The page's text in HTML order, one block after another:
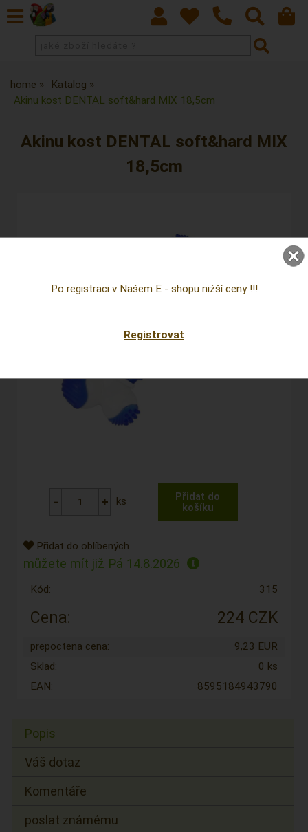
home
Katalog
Akinu kost DENTAL soft&hard MIX 18,5cm
Akinu kost DENTAL soft&hard MIX
18,5cm
ks
Přidat do oblíbených
můžete mít již Pá 14.8.2026
Kód: 315
Cena: 224 CZK
prepoctena cena:
9,23 EUR
Sklad:
0 ks
EAN:
8595184943790
Popis
Váš dotaz
Komentáře
poslat známému
Po registraci v Našem E - shopu nižší ceny !!!
Registrovat